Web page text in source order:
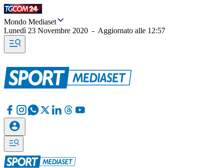
Mondo Mediaset
Lunedì 23 Novembre 2020 - Aggiornato alle 12:57